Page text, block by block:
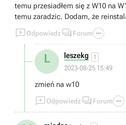
temu przesiadłem się z W10 na
temu zaradzic. Dodam, że
Odpowiedz  Forum 
L leszekg 1
2023-08-25 15:49
zmień na w10
Odpowiedz  Forum 